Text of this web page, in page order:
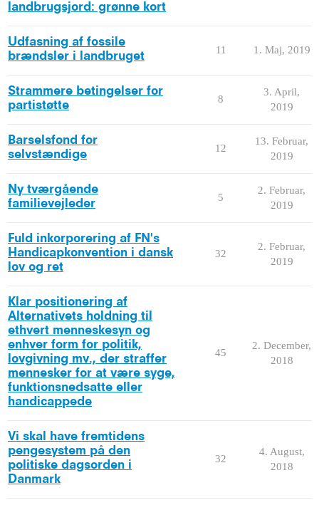
landbrugsjord: grønne kort
Udfasning af fossile
brændsler i landbruget
11 1. Maj, 2019
Strammere betingelser for
partistøtte
8
3. April,
2019
Barselsfond for
selvstændige
12
13. Februar,
2019
Ny tværgående
familievejleder
5
2. Februar,
2019
Fuld inkorporering af FN's
Handicapkonvention i dansk
lov og ret
32
2. Februar,
2019
Klar positionering af
Alternativets holdning til
ethvert menneskesyn og
enhver form for politik,
lovgivning mv., der straffer
mennesker for at være syge,
funktionsnedsatte eller
handicappede
45
2. December,
2018
Vi skal have fremtidens
pengesystem på den
politiske dagsorden i
Danmark
32
4. August,
2018